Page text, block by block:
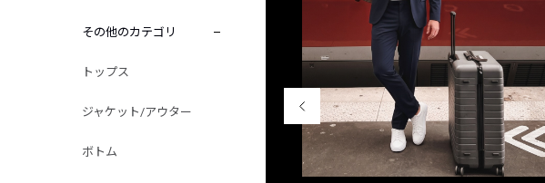
その他のカテゴリ
トップス
ジャケット/アウター
ボトム